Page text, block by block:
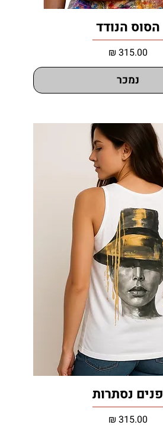
הסוס הנודד
מחיר‏315.00 ‏₪
נמכר
פנים נסתרות
מחיר‏315.00 ‏₪